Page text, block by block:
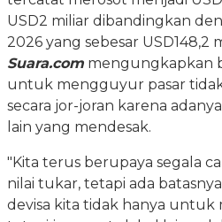
USD2 miliar dibandingkan
2026 yang sebesar USD148,2
Suara.com mengungkapkan
untuk mengguyur pasar
secara jor-joran karena
lain yang mendesak.
"Kita terus berupaya segala
nilai tukar, tetapi ada
devisa kita tidak hanya untuk